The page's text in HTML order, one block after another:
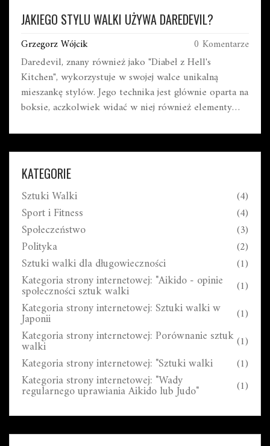
JAKIEGO STYLU WALKI UŻYWA DAREDEVIL?
Grzegorz Wójcik 0 Komentarze
Daredevil, znany również jako "Diabeł z Hell's
Kitchen", wykorzystuje w swojej walce unikalną
mieszankę stylów. Jego technika jest głównie oparta na
boksie, aczkolwiek widać w niej również elementy
równowagi, Daredevil jest także biegły w akrobatyce,
co pozwala mu z łatwością unikać ciosów przeciwnika.
Co więcej, Daredevil umiejętnie wykorzystuje swoją
kij, który służy mu zarówno do obrony, jak i ataku.
Wszystko to sprawia, że styl walki Daredevila jest
niezwykle efektywny i trudny do przewidzenia.
KATEGORIE
Sztuki Walki (4)
Sport i Fitness (4)
Społeczeństwo (3)
Polityka (2)
Sztuki walki dla długowieczności (1)
Kategoria strony internetowej: "Aikido - opinie
społeczności sztuk walki (1)
Kategoria strony internetowej: Sztuki walki w
Japonii (1)
Kategoria strony internetowej: Porównanie sztuk
walki (1)
Kategoria strony internetowej: "Sztuki walki (1)
Kategoria strony internetowej: "Wady
regularnego uprawiania Aikido lub Judo" (1)